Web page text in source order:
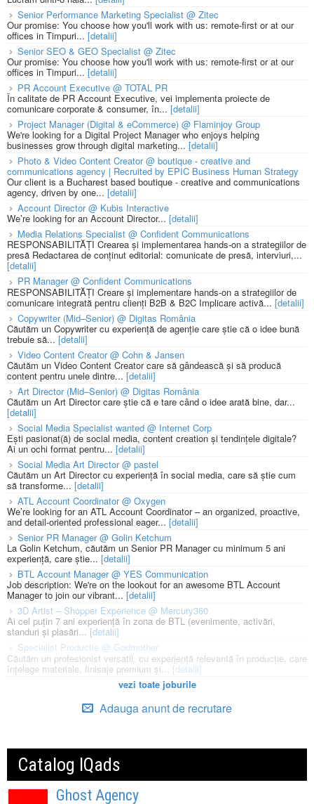
Senior Performance Marketing Specialist @ Zitec
Our promise: You choose how you'll work with us: remote-first or at our
offices in Timpuri... [detalii]
Senior SEO & GEO Specialist @ Zitec
Our promise: You choose how you'll work with us: remote-first or at our
offices in Timpuri... [detalii]
PR Account Executive @ TOTAL PR
În calitate de PR Account Executive, vei implementa proiecte de
comunicare corporate & consumer, în... [detalii]
Project Manager (Digital & eCommerce) @ Flaminjoy Group
We're looking for a Digital Project Manager who enjoys helping
businesses grow through digital marketing... [detalii]
Photo & Video Content Creator @ boutique - creative and
communications agency | Recruited by EPIC Business Human Strategy
Our client is a Bucharest based boutique - creative and communications
agency, driven by one... [detalii]
Account Director @ Kubis Interactive
We’re looking for an Account Director... [detalii]
Media Relations Specialist @ Confident Communications
RESPONSABILITĂȚI Crearea și implementarea hands-on a strategiilor de
presă Redactarea de conținut editorial: comunicate de presă, interviuri,...
[detalii]
PR Manager @ Confident Communications
RESPONSABILITĂȚI Creare și implementare hands-on a strategiilor de
comunicare integrată pentru clienți B2B & B2C Implicare activă... [detalii]
Copywriter (Mid–Senior) @ Digitas România
Căutăm un Copywriter cu experiență de agenție care știe că o idee bună
trebuie să... [detalii]
Video Content Creator @ Cohn & Jansen
Căutăm un Video Content Creator care să gândească și să producă
content pentru unele dintre... [detalii]
Art Director (Mid–Senior) @ Digitas România
Căutăm un Art Director care știe că e tare când o idee arată bine, dar...
[detalii]
Social Media Specialist wanted @ Internet Corp
Ești pasionat(ă) de social media, content creation și tendințele digitale?
Ai un ochi format pentru... [detalii]
Social Media Art Director @ pastel
Căutăm un Art Director cu experiență în social media, care să știe cum
să transforme... [detalii]
ATL Account Coordinator @ Oxygen
We’re looking for an ATL Account Coordinator – an organized, proactive,
and detail-oriented professional eager... [detalii]
Senior PR Manager @ Golin Ketchum
La Golin Ketchum, căutăm un Senior PR Manager cu minimum 5 ani
experiență, care știe... [detalii]
BTL Account Manager @ YES Communication
Job description: We're on the lookout for an awesome BTL Account
Manager to join our vibrant... [detalii]
3D Artist – Shopper Experience @ Mercury360
Ai cel puțin 7 ani experiență în zona de BTL (evenimente, activări,
standuri și plasări... [detalii]
Specialist Productie @ Godmother
Căutăm un profesionist versatil, cu experiență relevantă în producție, care
înțelege materiale, finisaje premium și... [detalii]
vezi toate joburile
Adauga anunt de recrutare
Catalog IQads
Ghost Agency